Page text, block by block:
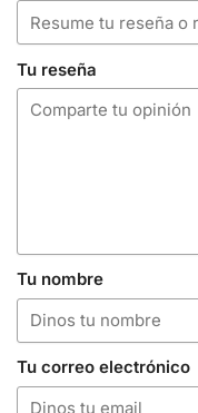
Tu reseña
Tu nombre
Tu correo electrónico